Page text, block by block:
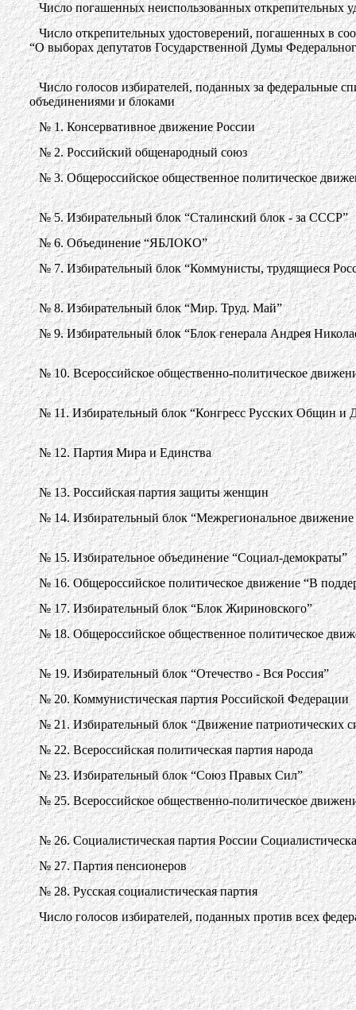
Число погашенных неиспользованных открепительных
Число открепительных удостоверений, погашенных в
“О выборах депутатов Государственной Думы
Число голосов избирателей, поданных за федеральные
объединениями и блоками
№ 1. Консервативное движение России
№ 2. Российский общенародный союз
№ 3. Общероссийское общественное политическое
№ 5. Избирательный блок “Сталинский блок - за СССР”
№ 6. Объединение “ЯБЛОКО”
№ 7. Избирательный блок “Коммунисты, трудящиеся
№ 8. Избирательный блок “Мир. Труд. Май”
№ 9. Избирательный блок “Блок генерала Андрея
№ 10. Всероссийское общественно-политическое
№ 11. Избирательный блок “Конгресс Русских Общин и
№ 12. Партия Мира и Единства
№ 13. Российская партия защиты женщин
№ 14. Избирательный блок “Межрегиональное движение
№ 15. Избирательное объединение “Социал-демократы”
№ 16. Общероссийское политическое движение “В
№ 17. Избирательный блок “Блок Жириновского”
№ 18. Общероссийское общественное политическое
№ 19. Избирательный блок “Отечество - Вся Россия”
№ 20. Коммунистическая партия Российской Федерации
№ 21. Избирательный блок “Движение патриотических
№ 22. Всероссийская политическая партия народа
№ 23. Избирательный блок “Союз Правых Сил”
№ 25. Всероссийское общественно-политическое
№ 26. Социалистическая партия России
№ 27. Партия пенсионеров
№ 28. Русская социалистическая партия
Число голосов избирателей, поданных против всех